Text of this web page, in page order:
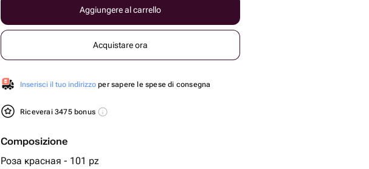
Aggiungere al carrello
Acquistare ora
Inserisci il tuo indirizzo per sapere le spese di consegna
Riceverai 3475 bonus
Composizione
Роза красная - 101 pz